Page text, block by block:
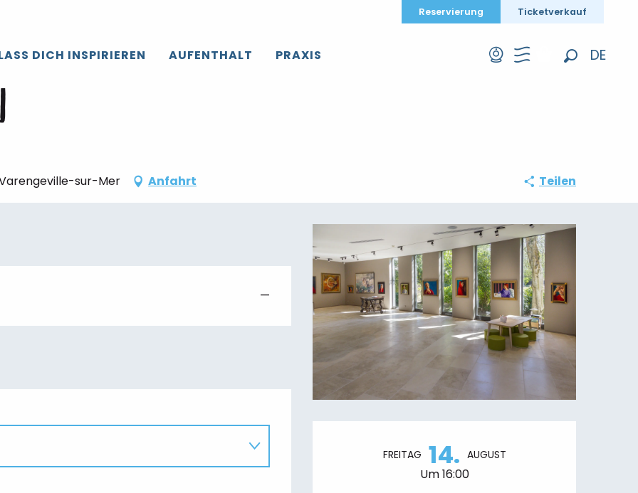
DE
Reservierung Ticketverkauf
DICH INSPIRIEREN AUFENTHALT PRAXIS
um 16:00
Varengeville-sur-Mer Anfahrt Teilen
Öffnungszeiten & Kontaktdaten
FREITAG 14. AUGUST
Um 16:00
—